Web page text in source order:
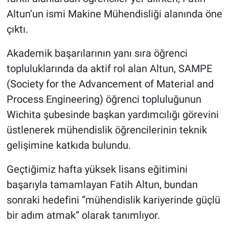
Altun’un ismi Makine Mühendisliği alanında öne
çıktı.
Akademik başarılarının yanı sıra öğrenci
topluluklarında da aktif rol alan Altun, SAMPE
(Society for the Advancement of Material and
Process Engineering) öğrenci topluluğunun
Wichita şubesinde başkan yardımcılığı görevini
üstlenerek mühendislik öğrencilerinin teknik
gelişimine katkıda bulundu.
Geçtiğimiz hafta yüksek lisans eğitimini
başarıyla tamamlayan Fatih Altun, bundan
sonraki hedefini “mühendislik kariyerinde güçlü
bir adım atmak” olarak tanımlıyor.